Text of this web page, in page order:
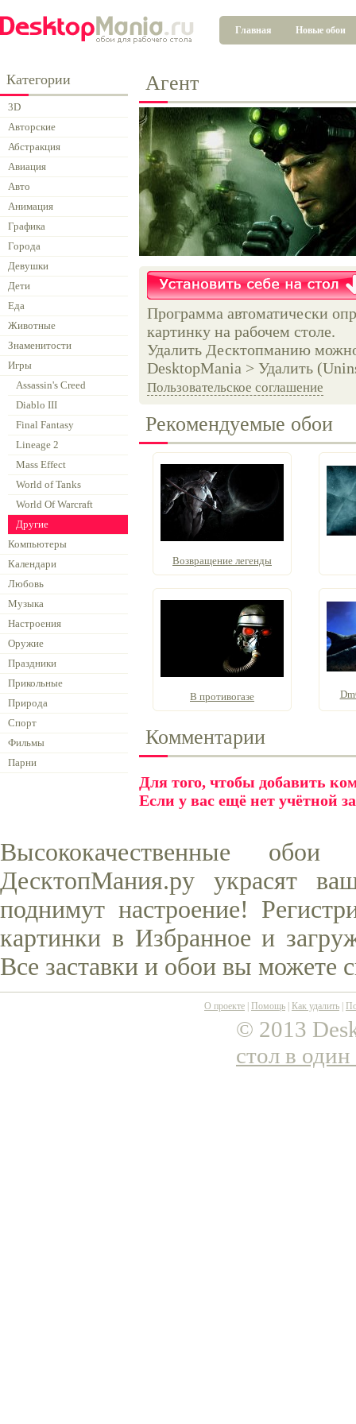
Главная Новые обои
Категории
3D
Авторские
Абстракция
Авиация
Авто
Анимация
Графика
Города
Девушки
Дети
Еда
Животные
Знаменитости
Игры
Assassin's Creed
Diablo III
Final Fantasy
Lineage 2
Mass Effect
World of Tanks
World Of Warcraft
Другие
Компьютеры
Календари
Любовь
Музыка
Настроения
Оружие
Праздники
Прикольные
Природа
Спорт
Фильмы
Парни
Агент
Программа автоматически
картинку на рабочем столе.
Удалить Десктопманию
DesktopMania > Удалить
Пользовательское соглашение
Рекомендуемые обои
Возвращение легенды
В противогазе
Комментарии
Для того, чтобы добавить
Если у вас ещё нет учётной
Высококачественные
ДесктопМания.ру украсят
поднимут настроение!
картинки в Избранное и
Все заставки и обои вы можете
О проекте Помощь Как удалить
© 2013
стол в